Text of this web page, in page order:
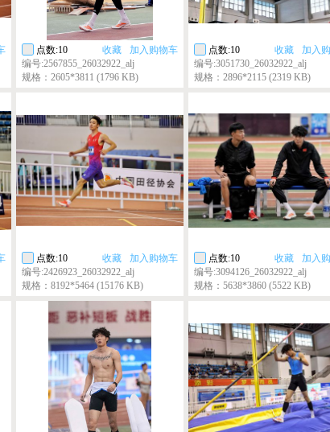
收藏 加入购物车
点数:10
编号:2567855_26032922_alj
规格：2605*3811 (1796 KB)
收藏 加入
点数:10
编号:3051730_26032922_alj
规格：2896*2115 (2319 KB)
收藏 加入购物车
点数:10
编号:2426923_26032922_alj
规格：8192*5464 (15176 KB)
收藏 加入
点数:10
编号:3094126_26032922_alj
规格：5638*3860 (5522 KB)